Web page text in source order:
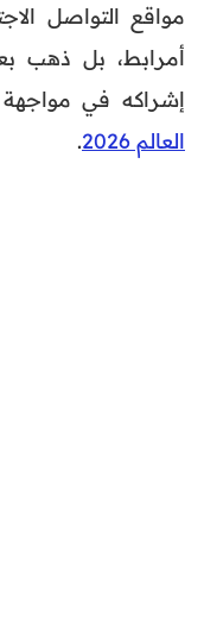
مواقع التواصل
أمرابط، بل ذهب
إشراكه في
العالم 2026
.